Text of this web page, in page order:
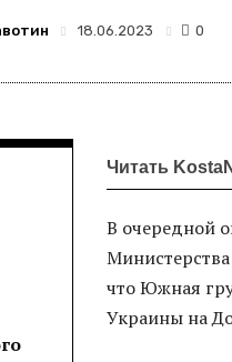
18.06.2023 0
Читать
В очередной
что Южная
Украины на